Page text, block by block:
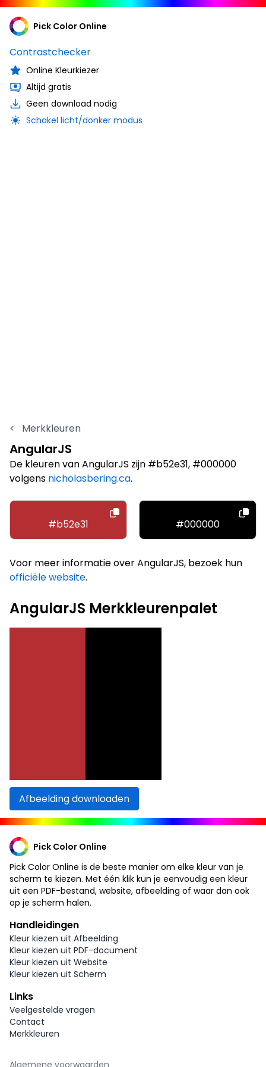
Pick Color Online
Contrastchecker
Online Kleurkiezer
Altijd gratis
Geen download nodig
Schakel licht/donker modus
< Merkkleuren
AngularJS
De kleuren van AngularJS zijn #b52e31, #000000
volgens nicholasbering.ca.
#b52e31 #000000
Voor meer informatie over AngularJS, bezoek hun
officiële website.
AngularJS Merkkleurenpalet
Afbeelding downloaden
Pick Color Online
Pick Color Online is de beste manier om elke kleur van je
scherm te kiezen. Met één klik kun je eenvoudig een kleur
uit een PDF-bestand, website, afbeelding of waar dan ook
op je scherm halen.
Handleidingen
Kleur kiezen uit Afbeelding
Kleur kiezen uit PDF-document
Kleur kiezen uit Website
Kleur kiezen uit Scherm
Links
Veelgestelde vragen
Contact
Merkkleuren
Algemene voorwaarden